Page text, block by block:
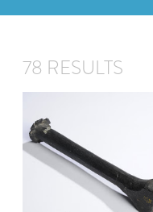
78 RESULTS